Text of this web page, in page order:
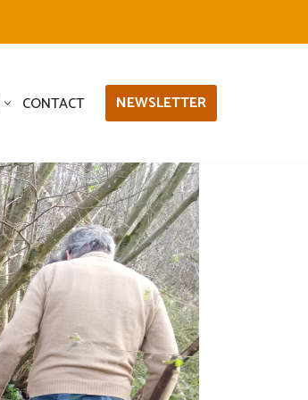
CONTACT NEWSLETTER